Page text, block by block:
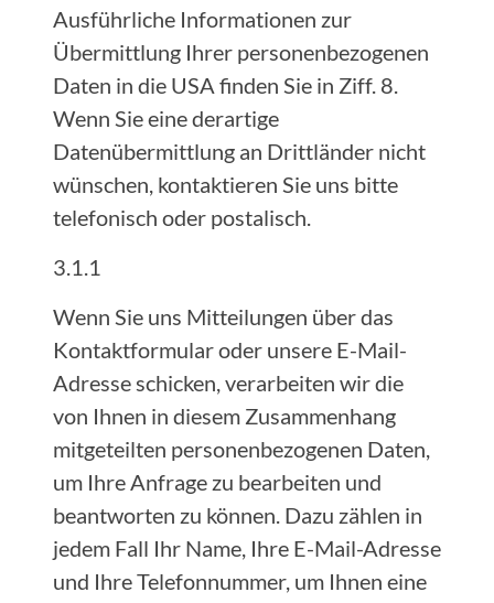
Ausführliche Informationen zur
Übermittlung Ihrer personenbezogenen
Daten in die USA finden Sie in Ziff. 8.
Wenn Sie eine derartige
Datenübermittlung an Drittländer nicht
wünschen, kontaktieren Sie uns bitte
telefonisch oder postalisch.
3.1.1
Wenn Sie uns Mitteilungen über das
Kontaktformular oder unsere E-Mail-
Adresse schicken, verarbeiten wir die
von Ihnen in diesem Zusammenhang
mitgeteilten personenbezogenen Daten,
um Ihre Anfrage zu bearbeiten und
beantworten zu können. Dazu zählen in
jedem Fall Ihr Name, Ihre E-Mail-Adresse
und Ihre Telefonnummer, um Ihnen eine